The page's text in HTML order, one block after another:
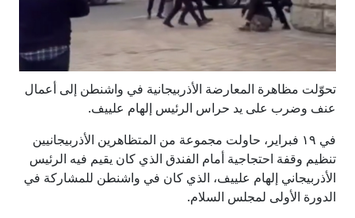
تحوّلت مظاهرة المعارضة الأذربيجانية في واشنطن إلى أعمال
عنف وضرب على يد حراس الرئيس إلهام علييف.
في ١٩ فبراير، حاولت مجموعة من المتظاهرين الأذربيجانيين
تنظيم وقفة احتجاجية أمام الفندق الذي كان يقيم فيه الرئيس
الأذربيجاني إلهام علييف، الذي كان في واشنطن للمشاركة في
الدورة الأولى لمجلس السلام.